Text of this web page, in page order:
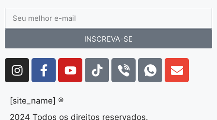
INSCREVA-SE
[site_name] ®
2024 Todos os direitos reservados.